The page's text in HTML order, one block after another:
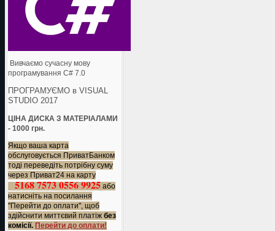
Вивчаємо сучасну мову
програмування C# 7.0
ПРОГРАМУЄМО в VISUAL
STUDIO 2017
ЦІНА ДИСКА З МАТЕРІАЛАМИ
- 1000 грн.
Якщо ваша карта
обслуговується ПриватБанком
тоді переведіть потрібну суму
через Приват24 на карту
5168 7573 0556 9925 або
натисніть на посилання
"Перейти до оплати", щоб
здійснити миттєвий платіж без
комісії. Перейти до оплати!